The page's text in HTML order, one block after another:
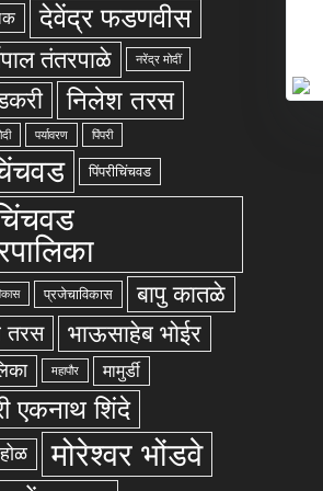
देवेंद्र फडणवीस
तंतरपाळे नरेंद्र मोदीं
निलेश तरस
पर्यावरण पिंपरी
पिंपरीचिंचवड
प्रजेचाविकास बापु कातळे
तरस भाऊसाहेब भोईर
महापौर मामुर्डी
एकनाथ शिंदे
मोरेश्वर भोंडवे